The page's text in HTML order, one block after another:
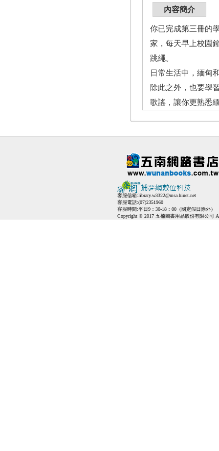
內容簡介
你已完成第三冊的
家，每天早上校園
跳繩。
日常生活中，緬甸
除此之外，也要學
歌謠，讓你更熟悉
客服信箱:library.w3322@msa.hinet.net
客服電話:(07)2351960
客服時間:平日9：30-18：00（國定假日除外）
Copyright © 2017 五楠圖書用品股份有限公司